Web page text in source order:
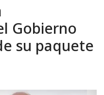
Gobierno
su paquete